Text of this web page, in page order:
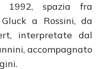
1992, spazia fra
a Rossini, da
interpretate dal
accompagnato